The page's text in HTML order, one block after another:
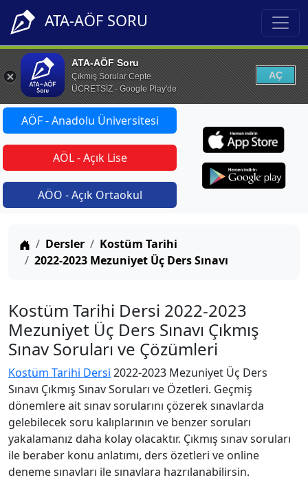
ATA-AÖF SORU
ATA-AÖF Soru
Çıkmış Sorular Cepte
ÜCRETSİZ - Google Play'de
AÇ
AÖF - Anadolu Üniversitesi
AÖL - Açık Lise
AÖO - Açık Ortaokul
Anasayfa
Dersler
Kostüm Tarihi
2022-2023 Mezuniyet Üç Ders Sınavı
Kostüm Tarihi Dersi 2022-2023
Mezuniyet Üç Ders Sınavı Çıkmış
Sınav Soruları ve Çözümleri
Kostüm Tarihi Dersi 2022-2023 Mezuniyet Üç Ders
Sınavı Çıkmış Sınav Soruları ve Özetleri. Geçmiş
dönemlere ait sınav sorularını çözerek sınavlarda
gelebilecek soru kalıplarının ve benzer soruları
yakalamanız daha kolay olacaktır. Çıkmış sınav soruları
ile beraber konu anlatımı, ders özetleri ve online
deneme sınavları ile sınavlara hazrılanabilirsin.